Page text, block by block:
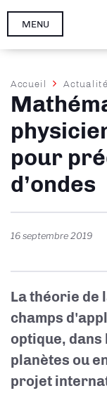
Aller
MENU
Fil
d'Ariane
Accueil
pour
d’ondes
16 septembre 2019
La théorie de
champs
optique,
planètes ou
projet